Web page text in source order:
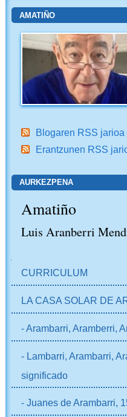
AMATIÑO
Blogaren RSS jarioa
Erantzunen RSS
AURKEZPENA
Amatiño
Luis Aranberri
CURRICULUM
LA CASA SOLAR DE
- Arambarri, Aramberri,
- Lambarri, Arambarri,
significado
- Juanes de Arambarri,